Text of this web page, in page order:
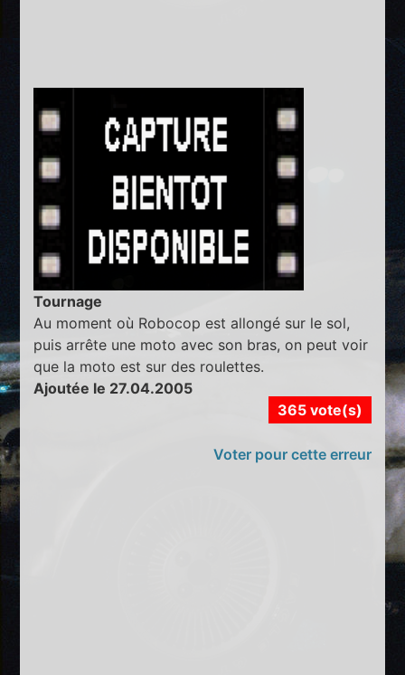
Tournage
Au moment où Robocop est allongé sur le sol,
puis arrête une moto avec son bras, on peut voir
que la moto est sur des roulettes.
Ajoutée le 27.04.2005
365 vote(s)
Voter pour cette erreur